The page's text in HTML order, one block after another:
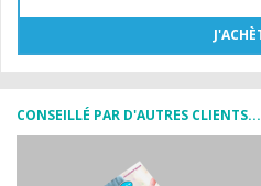
CONSEILLÉ PAR D'AUTRES CLIENTS...